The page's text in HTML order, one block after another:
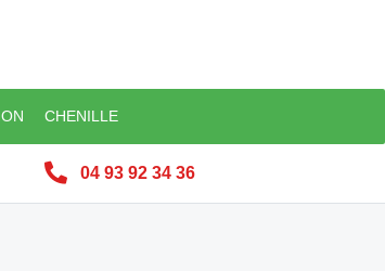
CHENILLE
04 93 92 34 36